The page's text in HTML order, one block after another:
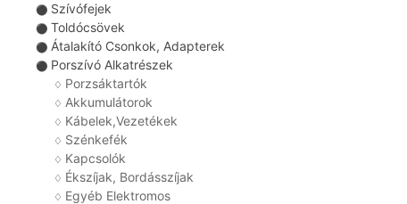
⚫ Szívófejek
⚫ Toldócsövek
⚫ Átalakító Csonkok, Adapterek
⚫ Porszívó Alkatrészek
♢ Porzsáktartók
♢ Akkumulátorok
♢ Kábelek,Vezetékek
♢ Szénkefék
♢ Kapcsolók
♢ Ékszíjak, Bordásszíjak
♢ Egyéb Elektromos